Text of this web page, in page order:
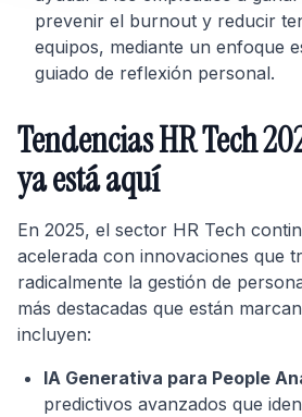
prevenir el burnout y reducir
equipos, mediante un enfoque
guiado de reflexión personal.
Tendencias HR Tech
ya está aquí
En 2025, el sector HR Tech
acelerada con innovaciones que
radicalmente la gestión de
más destacadas que están
incluyen:
IA Generativa para People
predictivos avanzados que